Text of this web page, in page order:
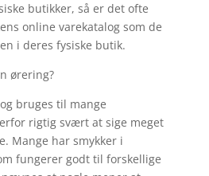
butikker, så er det ofte
online varekatalog som de
i deres fysiske butik.
ørering?
bruges til mange
rigtig svært at sige meget
Mange har smykker i
fungerer godt til forskellige